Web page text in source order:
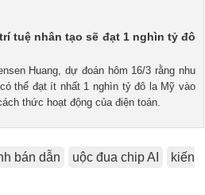
tuệ nhân tạo sẽ đạt 1 nghìn tỷ đô
Huang, dự đoán hôm 16/3 rằng nhu
thể đạt ít nhất 1 nghìn tỷ đô la Mỹ vào
thức hoạt động của điện toán.
bán dẫn uộc đua chip AI
kiến